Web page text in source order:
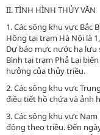
II. TÌNH HÌNH THỦY VĂN
1. Các sông khu vực Bắc
Hồng tại trạm Hà Nội là
Dự báo mực nước hạ lưu
Bình tại trạm Phả Lại
hưởng của thủy triều.
2. Các sông khu vực
điều tiết hồ chứa và ảnh
3. Các sông khu vực Nam
động theo triều. Đến